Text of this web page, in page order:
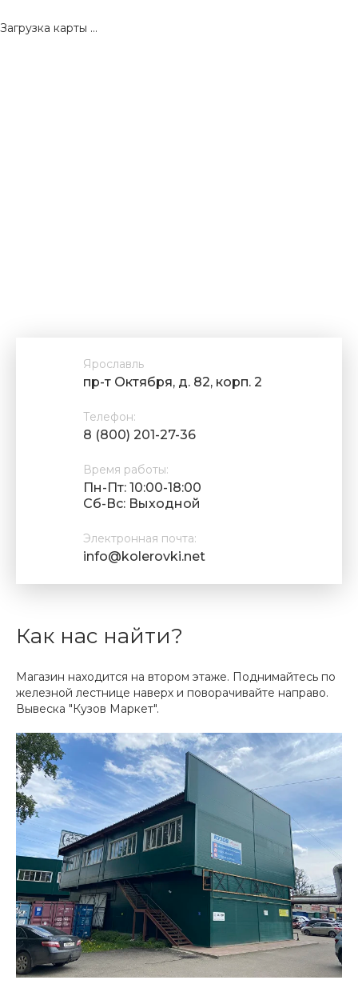
Загрузка карты ...
Ярославль
пр-т Октября, д. 82, корп. 2
Телефон:
8 (800) 201-27-36
Время работы:
Пн-Пт: 10:00-18:00
Cб-Вс: Выходной
Электронная почта:
info@kolerovki.net
Как нас найти?
Магазин находится на втором этаже. Поднимайтесь по
железной лестнице наверх и поворачивайте направо.
Вывеска "Кузов Маркет".